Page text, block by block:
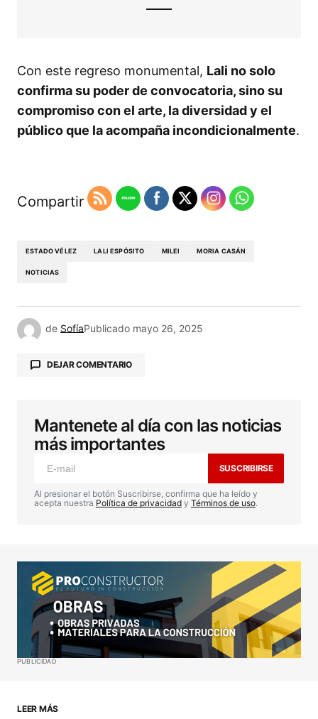
Con este regreso monumental, Lali no solo
confirma su poder de convocatoria, sino su
compromiso con el arte, la diversidad y el
público que la acompaña incondicionalmente.
Compartir
ESTADO VÉLEZ LALI ESPÓSITO MILEI MORIA CASÁN
NOTICIAS
de SofíaPublicado mayo 26, 2025
DEJAR COMENTARIO
Tu dirección de correo electrónico no será
publicada. Los campos obligatorios están
marcados con *
Comentario*
Your Name*
Your E-mail*
Mantenete al día con las noticias
más importantes
SUSCRIBIRSE
Al presionar el botón Suscribirse, confirma que ha leído y
acepta nuestra Política de privacidad y Términos de uso.
PUBLICIDAD
LEER MÁS